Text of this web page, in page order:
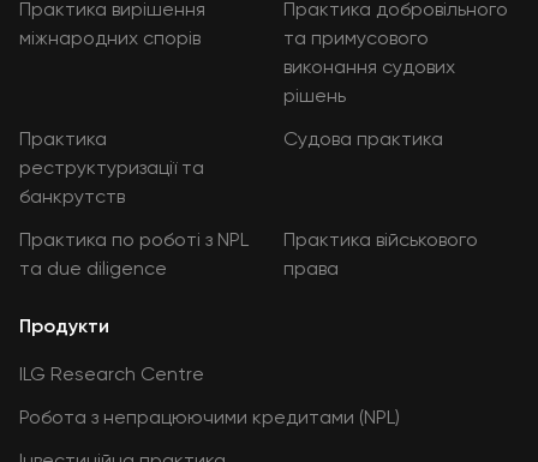
Практика вирішення
міжнародних спорів
Практика добровільного
та примусового
виконання судових
рішень
Практика
реструктуризації та
банкрутств
Судова практика
Практика по роботі з NPL
та due diligence
Практика військового
права
Продукти
ILG Research Centre
Робота з непрацюючими кредитами (NPL)